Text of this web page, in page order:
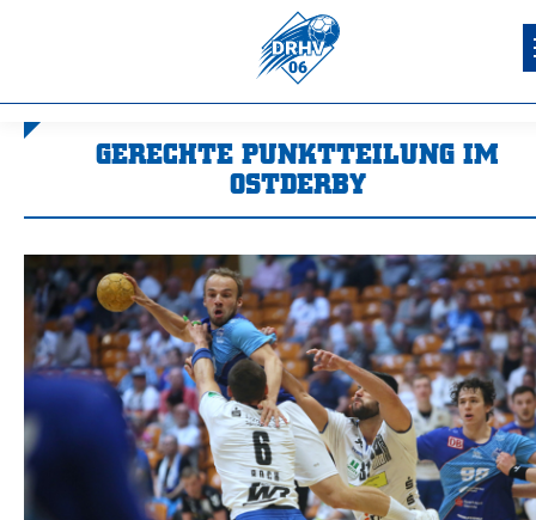
GERECHTE PUNKTTEILUNG IM
OSTDERBY